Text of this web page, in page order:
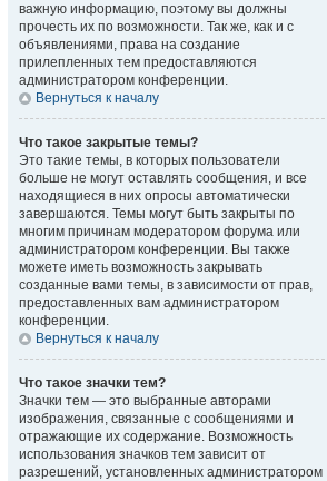
важную информацию, поэтому вы должны
прочесть их по возможности. Так же, как и с
объявлениями, права на создание
прилепленных тем предоставляются
администратором конференции.
Вернуться к началу
Что такое закрытые темы?
Это такие темы, в которых пользователи
больше не могут оставлять сообщения, и все
находящиеся в них опросы автоматически
завершаются. Темы могут быть закрыты по
многим причинам модератором форума или
администратором конференции. Вы также
можете иметь возможность закрывать
созданные вами темы, в зависимости от прав,
предоставленных вам администратором
конференции.
Вернуться к началу
Что такое значки тем?
Значки тем — это выбранные авторами
изображения, связанные с сообщениями и
отражающие их содержание. Возможность
использования значков тем зависит от
разрешений, установленных администратором